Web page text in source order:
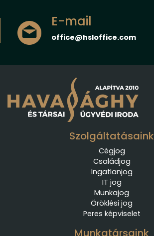
E-mail
office@hsloffice.com
Szolgáltatásaink
Cégjog
Családjog
Ingatlanjog
IT jog
Munkajog
Öröklési jog
Peres képviselet
Munkatársaink